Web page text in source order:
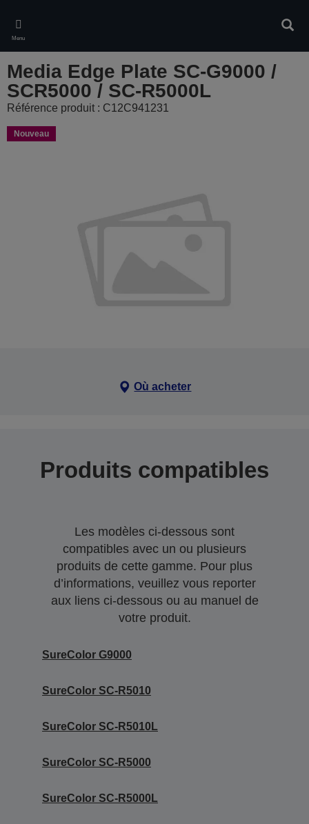
main
content
Menu
Media Edge Plate SC-G9000 /
SCR5000 / SC-R5000L
Référence produit : C12C941231
Nouveau
Où acheter
Produits compatibles
Les modèles ci-dessous sont
compatibles avec un ou plusieurs
produits de cette gamme. Pour plus
d’informations, veuillez vous reporter
aux liens ci-dessous ou au manuel de
votre produit.
SureColor G9000
SureColor SC-R5010
SureColor SC-R5010L
SureColor SC-R5000
SureColor SC-R5000L